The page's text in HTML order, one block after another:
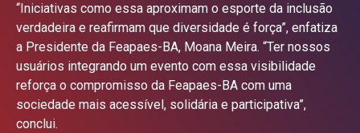
“Iniciativas como essa aproximam o esporte da inclusão
verdadeira e reafirmam que diversidade é força”, enfatiza
a Presidente da Feapaes-BA, Moana Meira. “Ter nossos
usuários integrando um evento com essa visibilidade
reforça o compromisso da Feapaes-BA com uma
sociedade mais acessível, solidária e participativa”,
conclui.